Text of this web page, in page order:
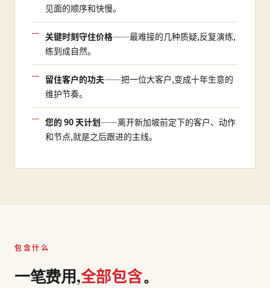
见面的顺序和快慢。
关键时刻守住价格——最难接的几种质疑,反复演练,
练到成自然。
留住客户的功夫——把一位大客户,变成十年生意的
维护节奏。
您的 90 天计划——离开新加坡前定下的客户、动作
和节点,就是之后跟进的主线。
包含什么
一笔费用,全部包含。